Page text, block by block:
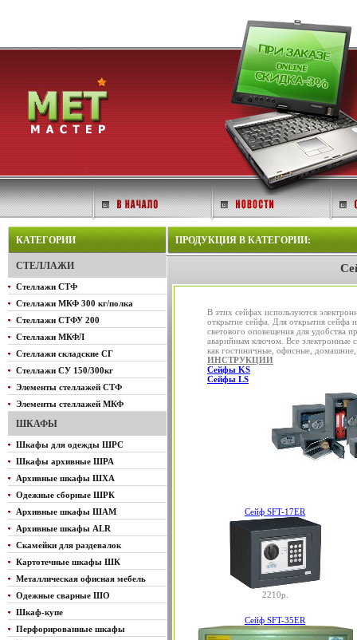
КАТЕГОРИИ
СТЕЛЛАЖИ
Стеллажи СТФ
Стеллажи МКФ 300 кг/полка
Стеллажи СТФУ 200
Стеллажи МКФЛ
Стеллажи складские СГ
Стеллажи СУ 150/300кг
Элементы стеллажей СТФ
Элементы стеллажей МКФ
ШКАФЫ
Шкафы для одежды ШРС
Шкафы архивные ШРА
Архивные шкафы ШХА
Одежные сборные ШРК
Архивные шкафы ШАМ
Архивные шкафы ALR
Скамейки для раздевалок
Картотечные шкафы ШК
Металлическая офисная мебель
Одежные сварные ШО
Шкаф-купе
Перфорированные шкафы
ПРОДУКЦИЯ В КАТЕГОРИИ:
В этих сейфах используются
открытие сейфа. Для открытия сейфа
светового оповещения для удобства
аварийным ключом. Все электронные
как гостиничные, офисные,
ИНСТРУКЦИИ
Cейфы KS
Cейфы LS
Сейф SFT-17ER
2210р.
Сейф SFT-35ER